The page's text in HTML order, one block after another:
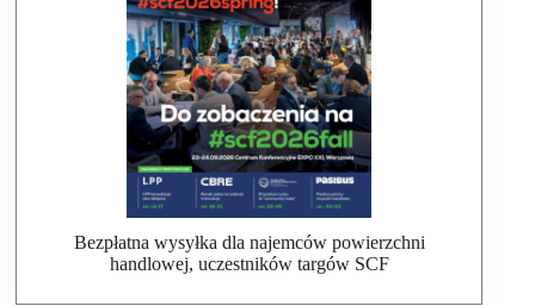
Bezpłatna wysyłka dla najemców powierzchni
handlowej, uczestników targów SCF